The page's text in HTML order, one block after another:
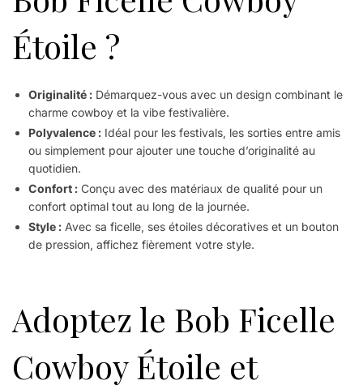
Étoile ?
Originalité : Démarquez-vous avec un design combinant le
charme cowboy et la vibe festivalière.
Polyvalence : Idéal pour les festivals, les sorties entre amis
ou simplement pour ajouter une touche d’originalité au
quotidien.
Confort : Conçu avec des matériaux de qualité pour un
confort optimal tout au long de la journée.
Style : Avec sa ficelle, ses étoiles décoratives et un bouton
de pression, affichez fièrement votre style.
Adoptez le Bob Ficelle
Cowboy Étoile et